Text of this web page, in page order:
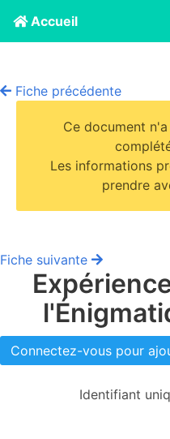
Accueil
Fiche précédente
Ce document
Les informations
prendre
Fiche suivante
Connectez-vous pour
Identifiant